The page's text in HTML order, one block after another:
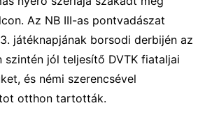
Az NB III-as pontvadászat
játéknapjának borsodi derbijén az
szintén jól teljesítő DVTK fiataljai
és némi szerencsével
otthon tartották.